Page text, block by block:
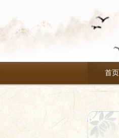
首页